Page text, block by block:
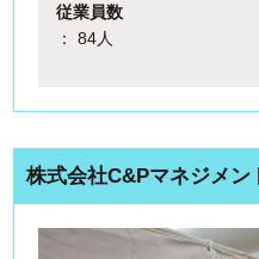
従業員数
： 84人
株式会社C&Pマネジメン